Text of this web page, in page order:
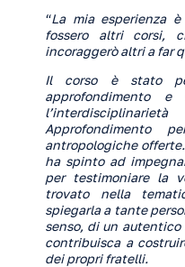
“La mia esperienza
fossero altri corsi,
incoraggerò altri a far
Il corso è stato
approfondimento
Approfondimento
antropologiche
ha spinto ad
per testimoniare la
trovato nella
spiegarla a tante
senso, di un
contribuisca a
dei propri fratelli.